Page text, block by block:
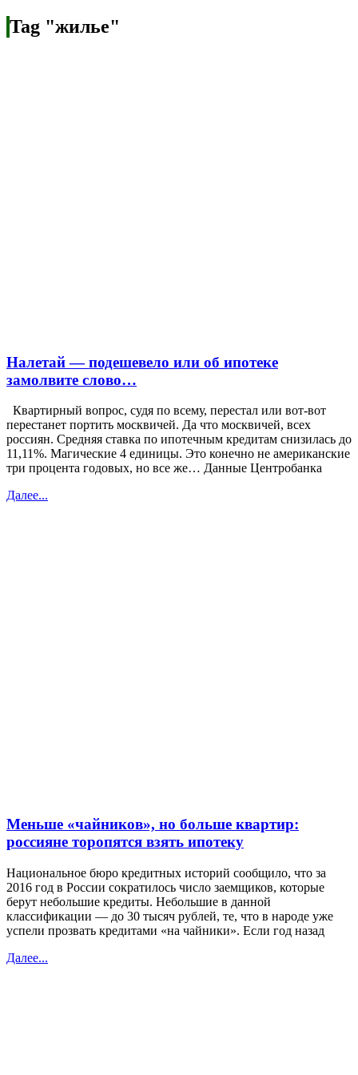
Tag "жилье"
Налетай — подешевело или об ипотеке
замолвите слово…
Квартирный вопрос, судя по всему, перестал или вот-вот
перестанет портить москвичей. Да что москвичей, всех
россиян. Средняя ставка по ипотечным кредитам снизилась до
11,11%. Магические 4 единицы. Это конечно не американские
три процента годовых, но все же… Данные Центробанка
Далее...
Меньше «чайников», но больше квартир:
россияне торопятся взять ипотеку
Национальное бюро кредитных историй сообщило, что за
2016 год в России сократилось число заемщиков, которые
берут небольшие кредиты. Небольшие в данной
классификации — до 30 тысяч рублей, те, что в народе уже
успели прозвать кредитами «на чайники». Если год назад
Далее...